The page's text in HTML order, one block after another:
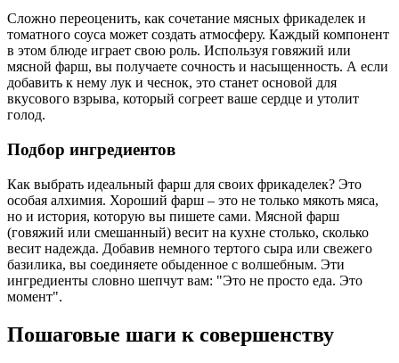
Сложно переоценить, как сочетание мясных фрикаделек и
томатного соуса может создать атмосферу. Каждый компонент
в этом блюде играет свою роль. Используя говяжий или
мясной фарш, вы получаете сочность и насыщенность. А если
добавить к нему лук и чеснок, это станет основой для
вкусового взрыва, который согреет ваше сердце и утолит
голод.
Подбор ингредиентов
Как выбрать идеальный фарш для своих фрикаделек? Это
особая алхимия. Хороший фарш – это не только мякоть мяса,
но и история, которую вы пишете сами. Мясной фарш
(говяжий или смешанный) весит на кухне столько, сколько
весит надежда. Добавив немного тертого сыра или свежего
базилика, вы соединяете обыденное с волшебным. Эти
ингредиенты словно шепчут вам: "Это не просто еда. Это
момент".
Пошаговые шаги к совершенству